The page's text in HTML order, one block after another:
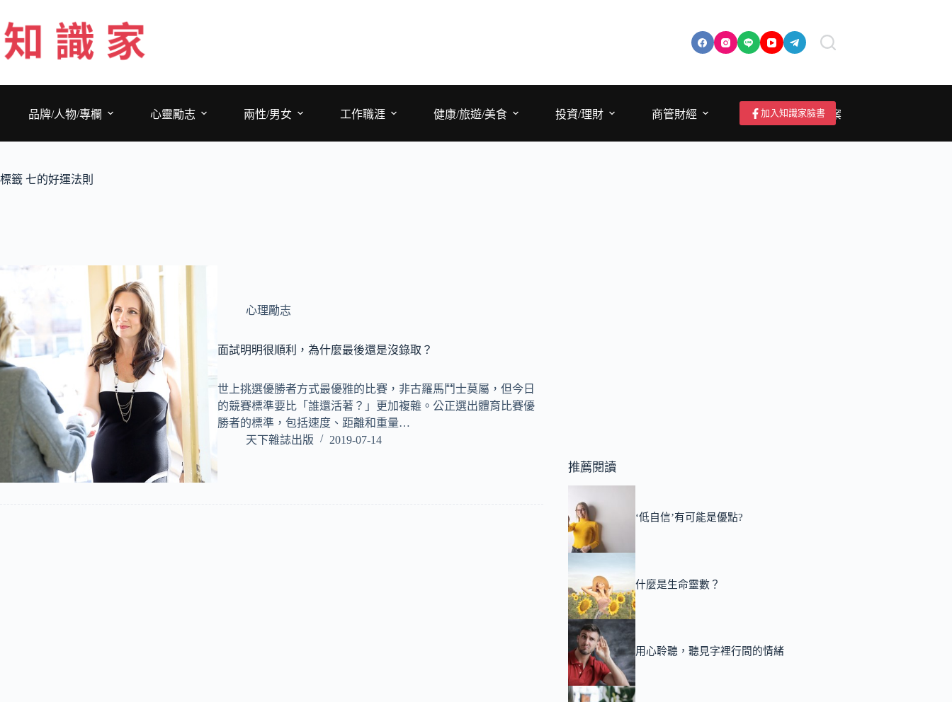
至
主
要
品牌/人物/專欄
心靈勵志 兩性/男女 工作職涯 健康/旅遊/美食 投資/理財 商管財經 成為作者/投稿/提案
加入知識家臉書
標籤 七的好運法則
心理勵志
面試明明很順利，為什麼最後還是沒錄取？
世上挑選優勝者方式最優雅的比賽，非古羅馬鬥士莫屬，但今日
的競賽標準要比「誰還活著？」更加複雜。公正選出體育比賽優
勝者的標準，包括速度、距離和重量…
天下雜誌出版
2019-07-14
推薦閱讀
‘低自信’有可能是優點?
什麼是生命靈數？
用心聆聽，聽見字裡行間的情緒